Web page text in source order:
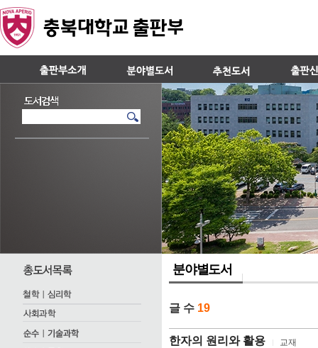
분야별도서
글 수 19
한자의 원리와 활용 교재